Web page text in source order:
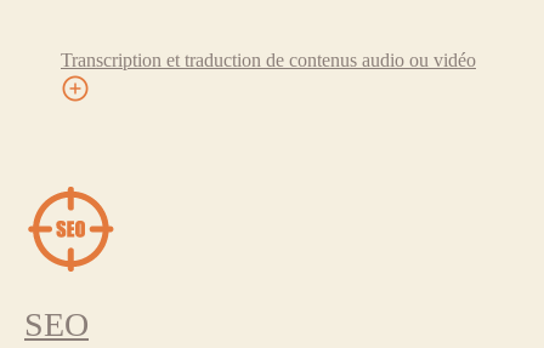
Transcription et traduction de contenus audio ou vidéo
SEO